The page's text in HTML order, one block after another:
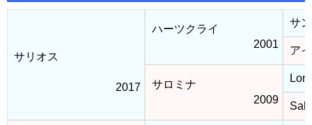
サリオス
2017
ハーツクライ
2001
サ
ア
サロミナ
2009